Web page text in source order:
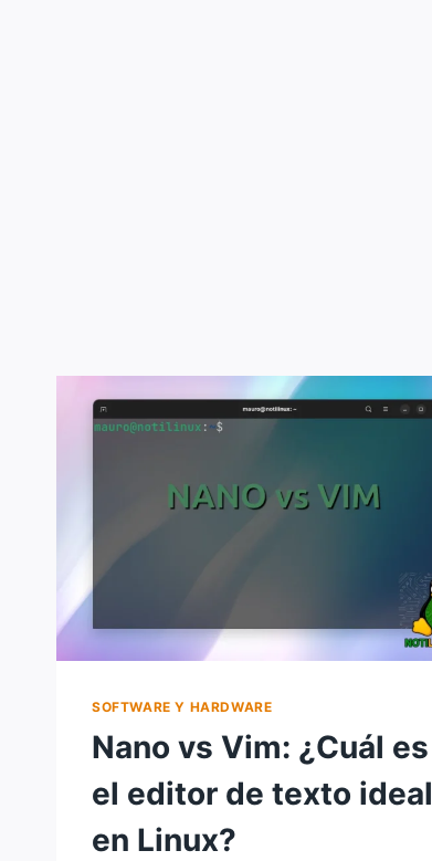
SOFTWARE Y HARDWARE
Nano vs Vim: ¿Cuál es
el editor de texto ideal
en Linux?